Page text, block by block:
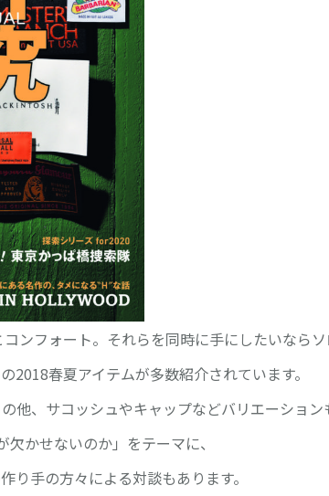
ンフォート。それらを同時に手にしたいなら
2018春夏アイテムが多数紹介されています。
他、サコ ッシュやキャップなどバリエーション
欠かせないのか」をテーマに、
り手の方々による対談もあります。